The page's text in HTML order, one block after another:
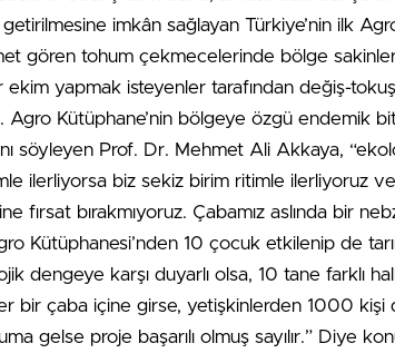
imkân sağlayan Türkiye’nin ilk
gören tohum çekmecelerinde bölge
ekim yapmak isteyenler tarafından değiş-
Agro Kütüphane’nin bölgeye özgü endemik
söyleyen Prof. Dr. Mehmet Ali Akkaya,
ilerliyorsa biz sekiz birim ritimle ilerliyoruz ve
fırsat bırakmıyoruz. Çabamız aslında bir
Kütüphanesi’nden 10 çocuk etkilenip de
dengeye karşı duyarlı olsa, 10 tane farklı
bir çaba içine girse, yetişkinlerden 1000 kişi
gelse proje başarılı olmuş sayılır.” Diye